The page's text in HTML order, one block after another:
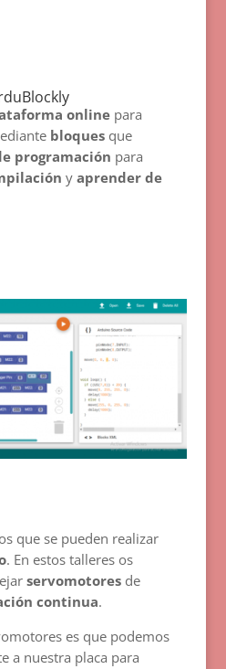
onlinepara
bloquesque
programación para
y aprender de
que se pueden realizar
. En estos talleres os
servomotoresde
continua.
es que podemos
a nuestra placa para